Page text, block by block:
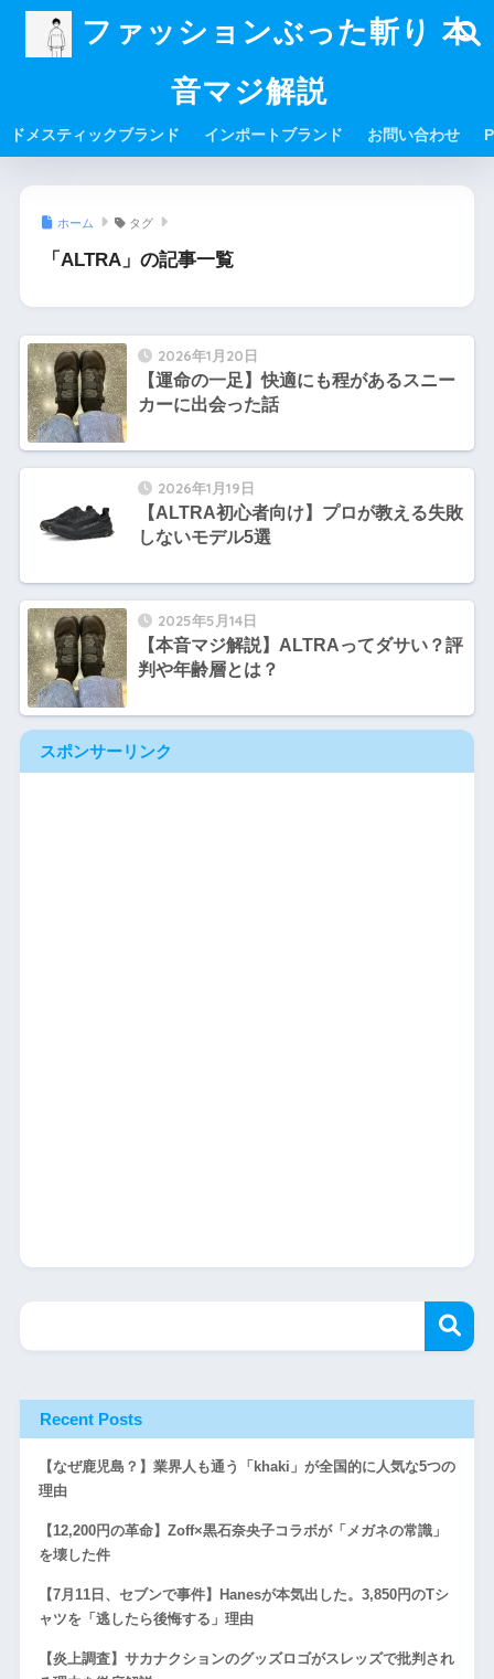
ファッションぶった斬り 本
音マジ解説
ドメスティックブランド インポートブランド お問い合わせ
ホーム タグ
「ALTRA」の記事一覧
2026年1月20日
【運命の一足】快適にも程があるスニー
カーに出会った話
2026年1月19日
【ALTRA初心者向け】プロが教える失敗
しないモデル5選
2025年5月14日
【本音マジ解説】ALTRAってダサい？評
判や年齢層とは？
スポンサーリンク
Recent Posts
【なぜ鹿児島？】業界人も通う「khaki」が全国的に人気な5つの
理由
【12,200円の革命】Zoff×黒石奈央子コラボが「メガネの常識」
を壊した件
【7月11日、セブンで事件】Hanesが本気出した。3,850円のTシ
ャツを「逃したら後悔する」理由
【炎上調査】サカナクションのグッズロゴがスレッズで批判され